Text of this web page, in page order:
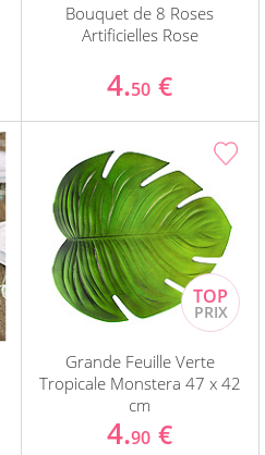
Bouquet de 8 Roses
Artificielles Rose
4.50 €
Grande Feuille Verte
Tropicale Monstera 47 x 42
cm
4.90 €